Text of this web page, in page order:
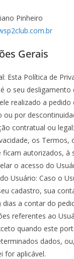
Pinheiro
Gerais
Esta Política de
o seu desligamento
realizado a pedido
por
contratual ou
os Termos,
autorizados, à
o acesso do
Usuário: Caso o
cadastro, sua
a contar do
referentes ao
quando este
dados,
for aplicável.